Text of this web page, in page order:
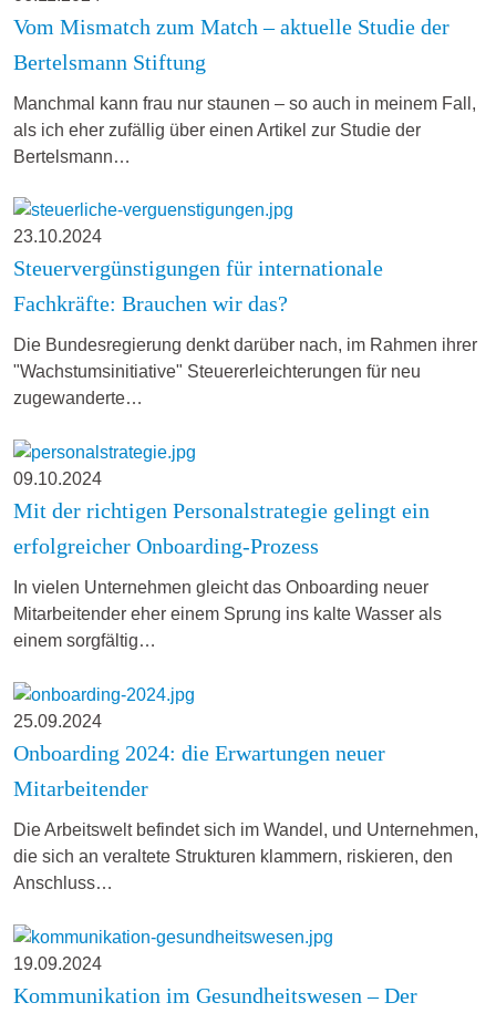
Vom Mismatch zum Match – aktuelle Studie der
Bertelsmann Stiftung
Manchmal kann frau nur staunen – so auch in meinem Fall,
als ich eher zufällig über einen Artikel zur Studie der
Bertelsmann…
23.10.2024
Steuervergünstigungen für internationale
Fachkräfte: Brauchen wir das?
Die Bundesregierung denkt darüber nach, im Rahmen ihrer
"Wachstumsinitiative" Steuererleichterungen für neu
zugewanderte…
09.10.2024
Mit der richtigen Personalstrategie gelingt ein
erfolgreicher Onboarding-Prozess
In vielen Unternehmen gleicht das Onboarding neuer
Mitarbeitender eher einem Sprung ins kalte Wasser als
einem sorgfältig…
25.09.2024
Onboarding 2024: die Erwartungen neuer
Mitarbeitender
Die Arbeitswelt befindet sich im Wandel, und Unternehmen,
die sich an veraltete Strukturen klammern, riskieren, den
Anschluss…
19.09.2024
Kommunikation im Gesundheitswesen – Der